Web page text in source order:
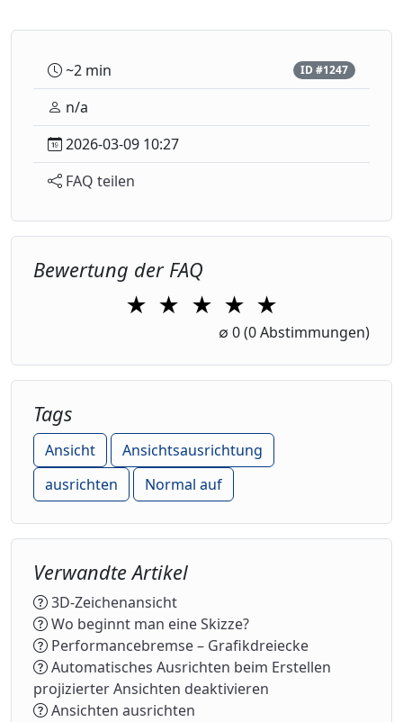
~2 min ID #1247
n/a
2026-03-09 10:27
FAQ teilen
Bewertung der FAQ
★ ★
2 Stars
★
3 Stars
★
4 Stars
★
5 Stars
∅ 0(0 Abstimmungen)
Tags
Ansicht
Ansichtsausrichtung
ausrichten
Normal auf
Verwandte Artikel
3D-Zeichenansicht
Wo beginnt man eine Skizze?
Performancebremse – Grafikdreiecke
Automatisches Ausrichten beim Erstellen
projizierter Ansichten deaktivieren
Ansichten ausrichten